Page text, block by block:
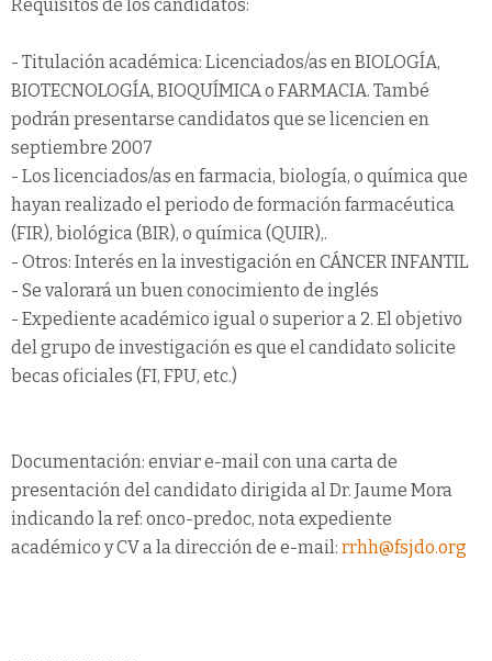
Requisitos de los candidatos:
- Titulación académica: Licenciados/as en BIOLOGÍA,
BIOTECNOLOGÍA, BIOQUÍMICA o FARMACIA. També
podrán presentarse candidatos que se licencien en
septiembre 2007
- Los licenciados/as en farmacia, biología, o química que
hayan realizado el periodo de formación farmacéutica
(FIR), biológica (BIR), o química (QUIR),.
- Otros: Interés en la investigación en CÁNCER INFANTIL
- Se valorará un buen conocimiento de inglés
- Expediente académico igual o superior a 2. El objetivo
del grupo de investigación es que el candidato solicite
becas oficiales (FI, FPU, etc.)
Documentación: enviar e-mail con una carta de
presentación del candidato dirigida al Dr. Jaume Mora
indicando la ref: onco-predoc, nota expediente
académico y CV a la dirección de e-mail: rrhh@fsjdo.org